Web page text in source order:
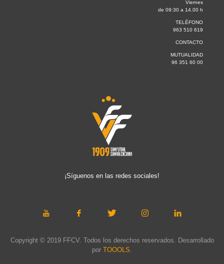
Viernes
de 09:30 a 14.00 h
TELÉFONO
963 510 619
CONTACTO
MUTUALIDAD
96 351 60 00
¡Síguenos en las redes sociales!
Copyright © 2019 FFCV. Todos los derechos reservados. Desarrollado
por TOOOLS.